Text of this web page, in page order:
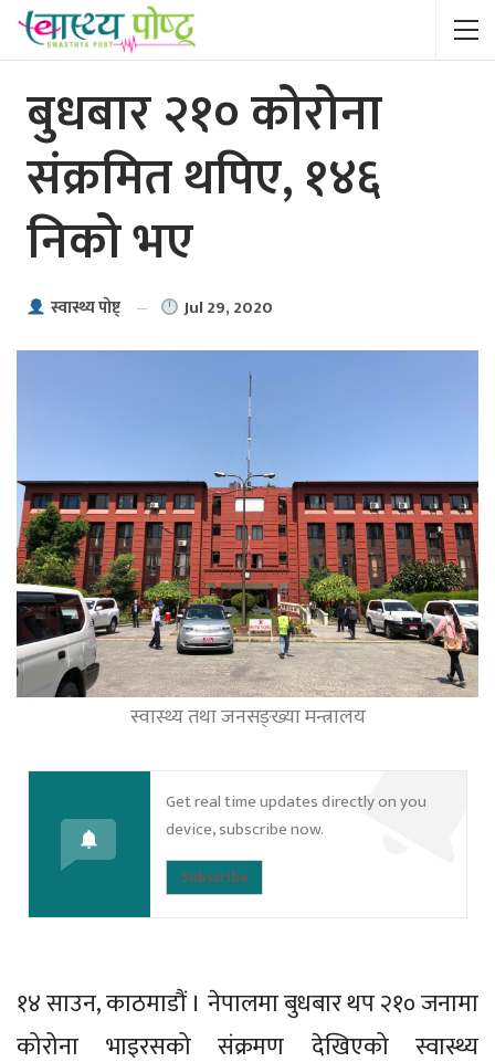
बुधबार २१० कोरोना
संक्रमित थपिए, १४६
निको भए
स्वास्थ्य पाेष्ट् Jul 29, 2020
स्वास्थ्य तथा जनसङ्ख्या मन्त्रालय
Get real time updates directly on you
device, subscribe now.
Subscribe
१४ साउन, काठमाडौं । नेपालमा बुधबार थप २१० जनामा
कोरोना भाइरसको संक्रमण देखिएको स्वास्थ्य